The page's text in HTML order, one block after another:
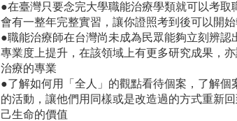
●在臺灣只要念完大學職能治療學類就可以考取
會有一整年完整實習，讓你證照考到後可以開
●職能治療師在台灣尚未成為民眾能夠立刻辨認
專業度上提升，在該領域上有更多研究成果，
治療的專業
●了解如何用「全人」的觀點看待個案，了解個
的活動，讓他們用同樣或是改造過的方式重新
己生命的價值